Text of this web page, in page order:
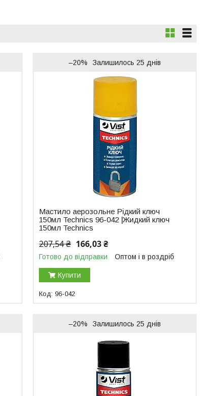
–20% Залишилось 25 днів
Мастило аерозольне Рідкий ключ
150мл Technics 96-042 |Жидкий ключ
150мл Technics
207,54 ₴ 166,03 ₴
Готово до відправки Оптом і в роздріб
Купити
96-042
–20% Залишилось 25 днів